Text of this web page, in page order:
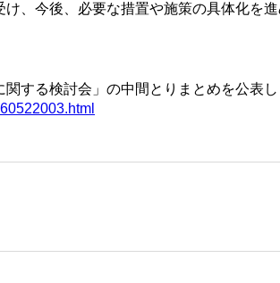
、今後、必要な措置や施策の具体化を進
する検討会」の中間とりまとめを公表し